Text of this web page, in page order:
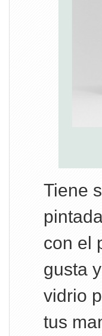
Tiene
con el
gusta
vidrio
tus